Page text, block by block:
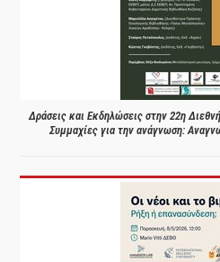
Δράσεις και Εκδηλώσεις στην 22η
Συμμαχίες για την ανάγνωση: